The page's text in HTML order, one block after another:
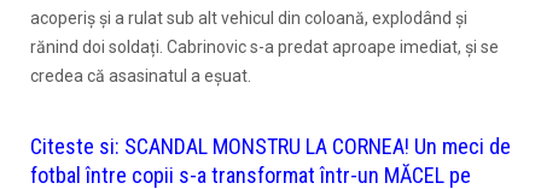
acoperiș și a rulat sub alt vehicul din coloană, explodând și
rănind doi soldați. Cabrinovic s-a predat aproape imediat, și se
credea că asasinatul a eșuat.
Citeste si: SCANDAL MONSTRU LA CORNEA! Un meci de
fotbal între copii s-a transformat într-un MĂCEL pe